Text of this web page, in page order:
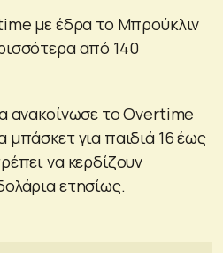
με έδρα το Μπρούκλιν
από 140
ανακοίνωσε το Overtime
για παιδιά 16 έως
να κερδίζουν
ετησίως.